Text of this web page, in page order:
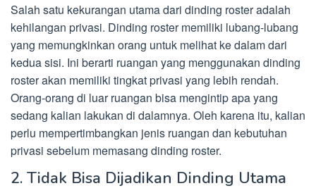
Salah satu kekurangan utama dari dinding roster adalah
kehilangan privasi. Dinding roster memiliki lubang-lubang
yang memungkinkan orang untuk melihat ke dalam dari
kedua sisi. Ini berarti ruangan yang menggunakan dinding
roster akan memiliki tingkat privasi yang lebih rendah.
Orang-orang di luar ruangan bisa mengintip apa yang
sedang kalian lakukan di dalamnya. Oleh karena itu, kalian
perlu mempertimbangkan jenis ruangan dan kebutuhan
privasi sebelum memasang dinding roster.
2. Tidak Bisa Dijadikan Dinding Utama